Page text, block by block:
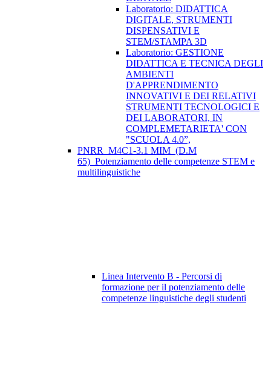
Laboratorio: DIDATTICA
DIGITALE, STRUMENTI
DISPENSATIVI E
STEM/STAMPA 3D
Laboratorio: GESTIONE
DIDATTICA E TECNICA DEGLI
AMBIENTI
D'APPRENDIMENTO
INNOVATIVI E DEI RELATIVI
STRUMENTI TECNOLOGICI E
DEI LABORATORI, IN
COMPLEMETARIETA' CON
"SCUOLA 4.0”,
PNRR_M4C1-3.1 MIM_(D.M
65)_Potenziamento delle competenze STEM e
multilinguistiche
Linea Intervento B - Percorsi di
formazione per il potenziamento delle
competenze linguistiche degli studenti